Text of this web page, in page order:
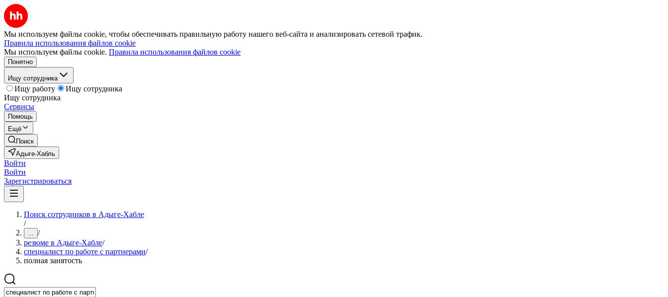
Мы используем файлы cookie, чтобы обеспечивать правильную работу нашего веб-сайта и анализировать сетевой трафик.
Правила использования файлов cookie
Мы используем файлы cookie. Правила использования файлов cookie
Понятно
Ищу сотрудника
Ищу работу
Ищу сотрудника
Ищу сотрудника
Сервисы
Помощь
Ещё
Поиск
Адыге-Хабль
Войти
Войти
Зарегистрироваться
Поиск сотрудников в Адыге-Хабле
/
... /
резюме в Адыге-Хабле/
специалист по работе с партнерами/
полная занятость